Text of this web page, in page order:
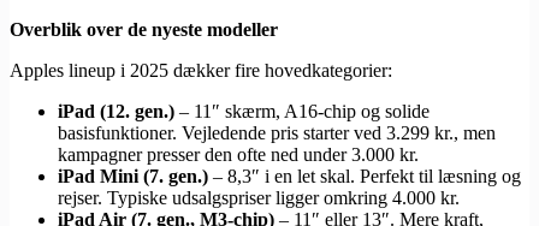
Overblik over de nyeste modeller
Apples lineup i 2025 dækker fire hovedkategorier:
iPad (12. gen.) – 11″ skærm, A16-chip og solide
basisfunktioner. Vejledende pris starter ved 3.299 kr., men
kampagner presser den ofte ned under 3.000 kr.
iPad Mini (7. gen.) – 8,3″ i en let skal. Perfekt til læsning og
rejser. Typiske udsalgspriser ligger omkring 4.000 kr.
iPad Air (7. gen., M3-chip) – 11″ eller 13″. Mere kraft,